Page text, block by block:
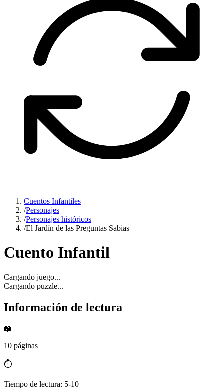
Cuentos Infantiles
/Personajes
/Personajes históricos
/El Jardín de las Preguntas Sabias
Cuento Infantil
Cargando juego...
Cargando puzzle...
Información de lectura
📖
10 páginas
⏱️
Tiempo de lectura: 5-10